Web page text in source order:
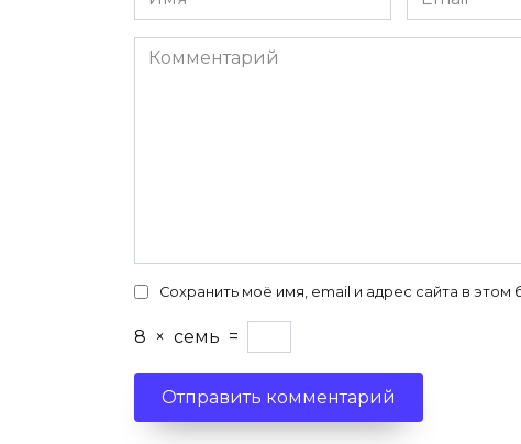
*
*
Комментарий
Сохранить моё имя, email и адрес сайта в
8 × семь =